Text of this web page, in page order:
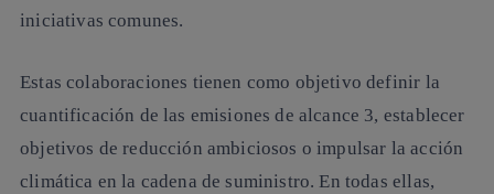
iniciativas comunes.
Estas colaboraciones tienen como objetivo definir la
cuantificación de las emisiones de alcance 3, establecer
objetivos de reducción ambiciosos o impulsar la acción
climática en la cadena de suministro. En todas ellas,